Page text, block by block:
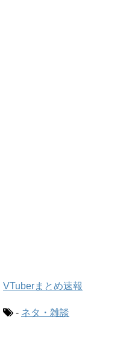
VTuberまとめ速報
- ネタ・雑談